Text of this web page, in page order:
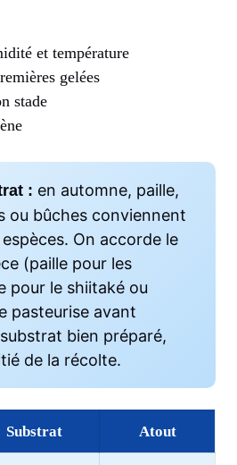
et température
gelées
stade
: en automne, paille,
ou bûches conviennent
On accorde le
(paille pour les
pour le shiitaké ou
pasteurise avant
bien préparé,
de la récolte.
Substrat Atout